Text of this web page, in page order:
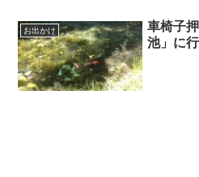
お出かけ
車椅子
池」に行